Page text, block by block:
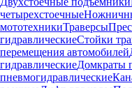
четырехстоечные
мототехникиТраверсы
гидравлическиеСтойки
перемещения автомобилей
гидравлическиеДомкраты
пневмогидравлические